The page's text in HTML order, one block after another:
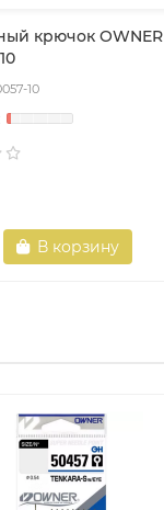
крючок OWNER
10
В корзину